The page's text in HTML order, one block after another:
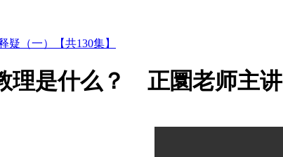
疑（一）【共130集】
理是什么？ 正圜老师主讲